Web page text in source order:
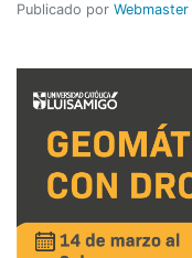
Publicado por Webmaster